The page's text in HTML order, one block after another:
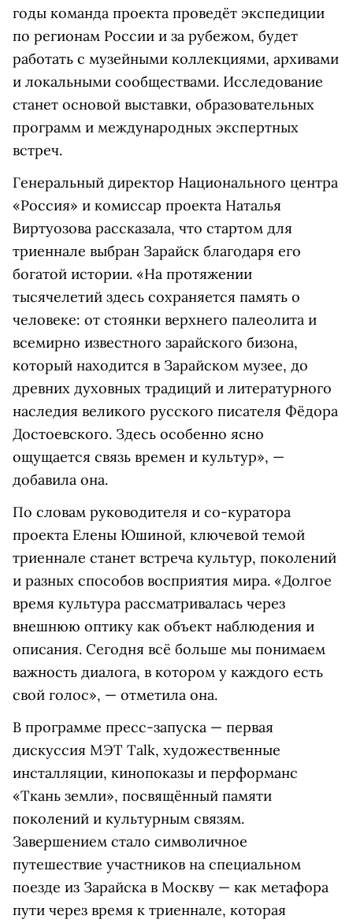
годы команда проекта проведёт экспедиции
по регионам России и за рубежом, будет
работать с музейными коллекциями, архивами
и локальными сообществами. Исследование
станет основой выставки, образовательных
программ и международных экспертных
встреч.
Генеральный директор Национального центра
«Россия» и комиссар проекта Наталья
Виртуозова рассказала, что стартом для
триеннале выбран Зарайск благодаря его
богатой истории. «На протяжении
тысячелетий здесь сохраняется память о
человеке: от стоянки верхнего палеолита и
всемирно известного зарайского бизона,
который находится в Зарайском музее, до
древних духовных традиций и литературного
наследия великого русского писателя Фёдора
Достоевского. Здесь особенно ясно
ощущается связь времен и культур», —
добавила она.
По словам руководителя и со-куратора
проекта Елены Юшиной, ключевой темой
триеннале станет встреча культур, поколений
и разных способов восприятия мира. «Долгое
время культура рассматривалась через
внешнюю оптику как объект наблюдения и
описания. Сегодня всё больше мы понимаем
важность диалога, в котором у каждого есть
свой голос», — отметила она.
В программе пресс-запуска — первая
дискуссия МЭТ Talk, художественные
инсталляции, кинопоказы и перформанс
«Ткань земли», посвящённый памяти
поколений и культурным связям.
Завершением стало символичное
путешествие участников на специальном
поезде из Зарайска в Москву — как метафора
пути через время к триеннале, которая